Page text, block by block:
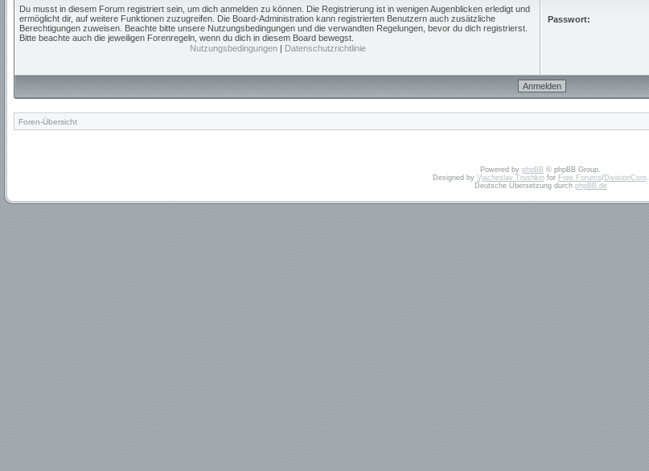
Du musst in diesem Forum registriert sein, um dich anmelden zu können. Die Registrierung ist in wenigen Augenblicken erledigt und
ermöglicht dir, auf weitere Funktionen zuzugreifen. Die Board-Administration kann registrierten Benutzern auch zusätzliche
Berechtigungen zuweisen. Beachte bitte unsere Nutzungsbedingungen und die verwandten Regelungen, bevor du dich registrierst.
Bitte beachte auch die jeweiligen Forenregeln, wenn du dich in diesem Board bewegst.
Nutzungsbedingungen| Datenschutzrichtlinie
Passwort:
Foren-Übersicht
Powered by phpBB © phpBB Group.
Designed by Vjacheslav Trushkinfor Free Forums/DivisionCore.
Deutsche Übersetzung durch phpBB.de